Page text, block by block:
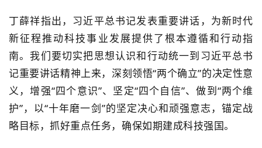
丁薛祥指出，习近平总书记发表重要讲话，为新时代
新征程推动科技事业发展提供了根本遵循和行动指
南。我们要切实把思想认识和行动统一到习近平总书
记重要讲话精神上来，深刻领悟“两个确立”的决定性意
义，增强“四个意识”、坚定“四个自信”、做到“两个维
护”，以“十年磨一剑”的坚定决心和顽强意志，锚定战
略目标，抓好重点任务，确保如期建成科技强国。